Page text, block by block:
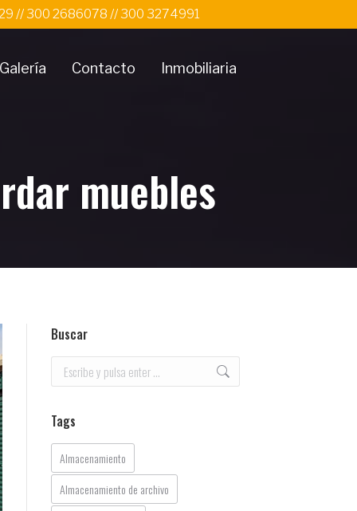
// 300 2686078 // 300 3274991
Galería Contacto Inmobiliaria
muebles
Buscar
Buscar:
Tags
Almacenamiento
Almacenamiento de archivo